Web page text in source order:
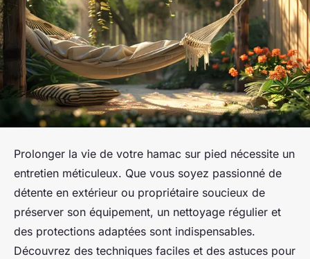
Prolonger la vie de votre hamac sur pied nécessite un
entretien méticuleux. Que vous soyez passionné de
détente en extérieur ou propriétaire soucieux de
préserver son équipement, un nettoyage régulier et
des protections adaptées sont indispensables.
Découvrez des techniques faciles et des astuces pour